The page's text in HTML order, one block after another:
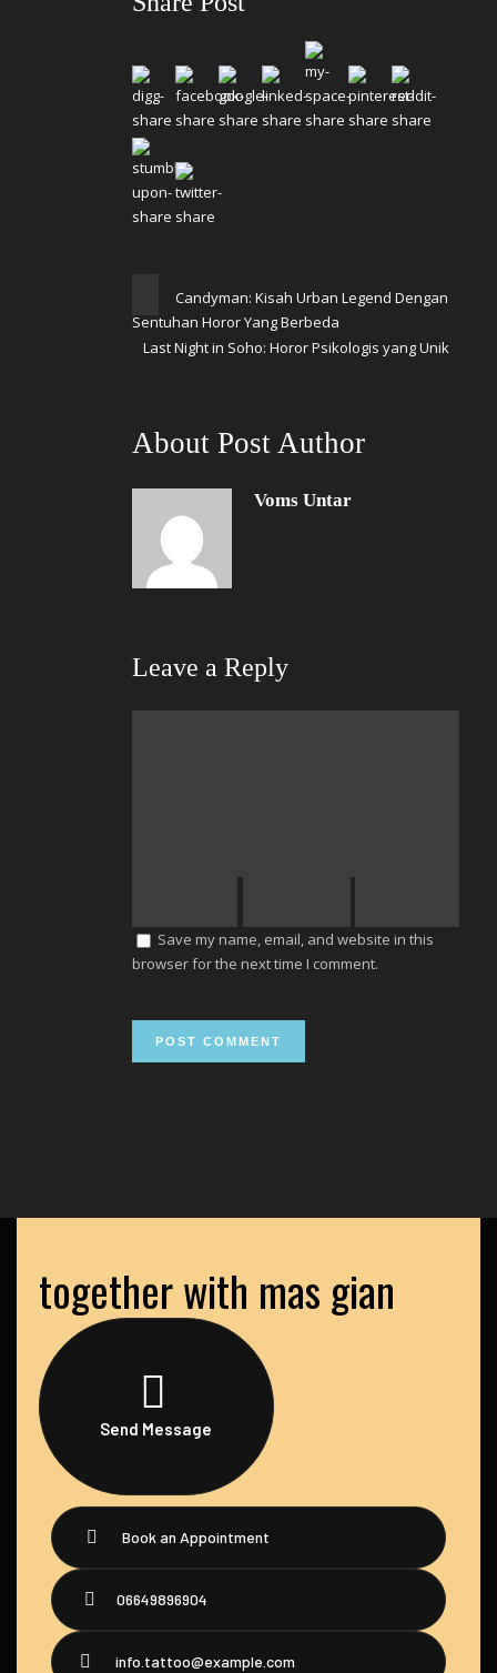
Candyman: Kisah Urban Legend Dengan
Sentuhan Horor Yang Berbeda
Last Night in Soho: Horor Psikologis yang Unik
About Post Author
Voms Untar
Leave a Reply
Save my name, email, and website in this
browser for the next time I comment.
together with mas gian
Send Message
Book an Appointment
06649896904
info.tattoo@example.com